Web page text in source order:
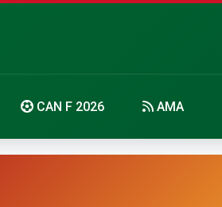
CAN F 2026 AMA